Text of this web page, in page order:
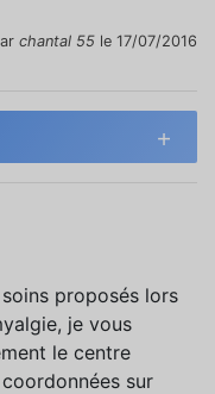
chantal 55 le 17/07/2016
proposés lors
je vous
le centre
sur